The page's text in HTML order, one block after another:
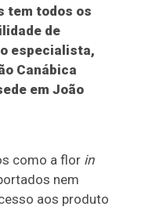
tem todos os
de
especialista,
Canábica
em João
como a flor in
nem
aos produto